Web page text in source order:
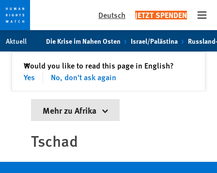
Skip
to
Skip
to
content
Deutsch JETZT SPENDEN
Aktuell Die Krise im Nahen Osten Israel/Palästina
Would you like to read this page in English?
Yes
No, don't ask again
✕Schließen
Mehr zu Afrika
Tschad